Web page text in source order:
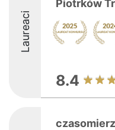
Laureaci
Piotrków
8.4